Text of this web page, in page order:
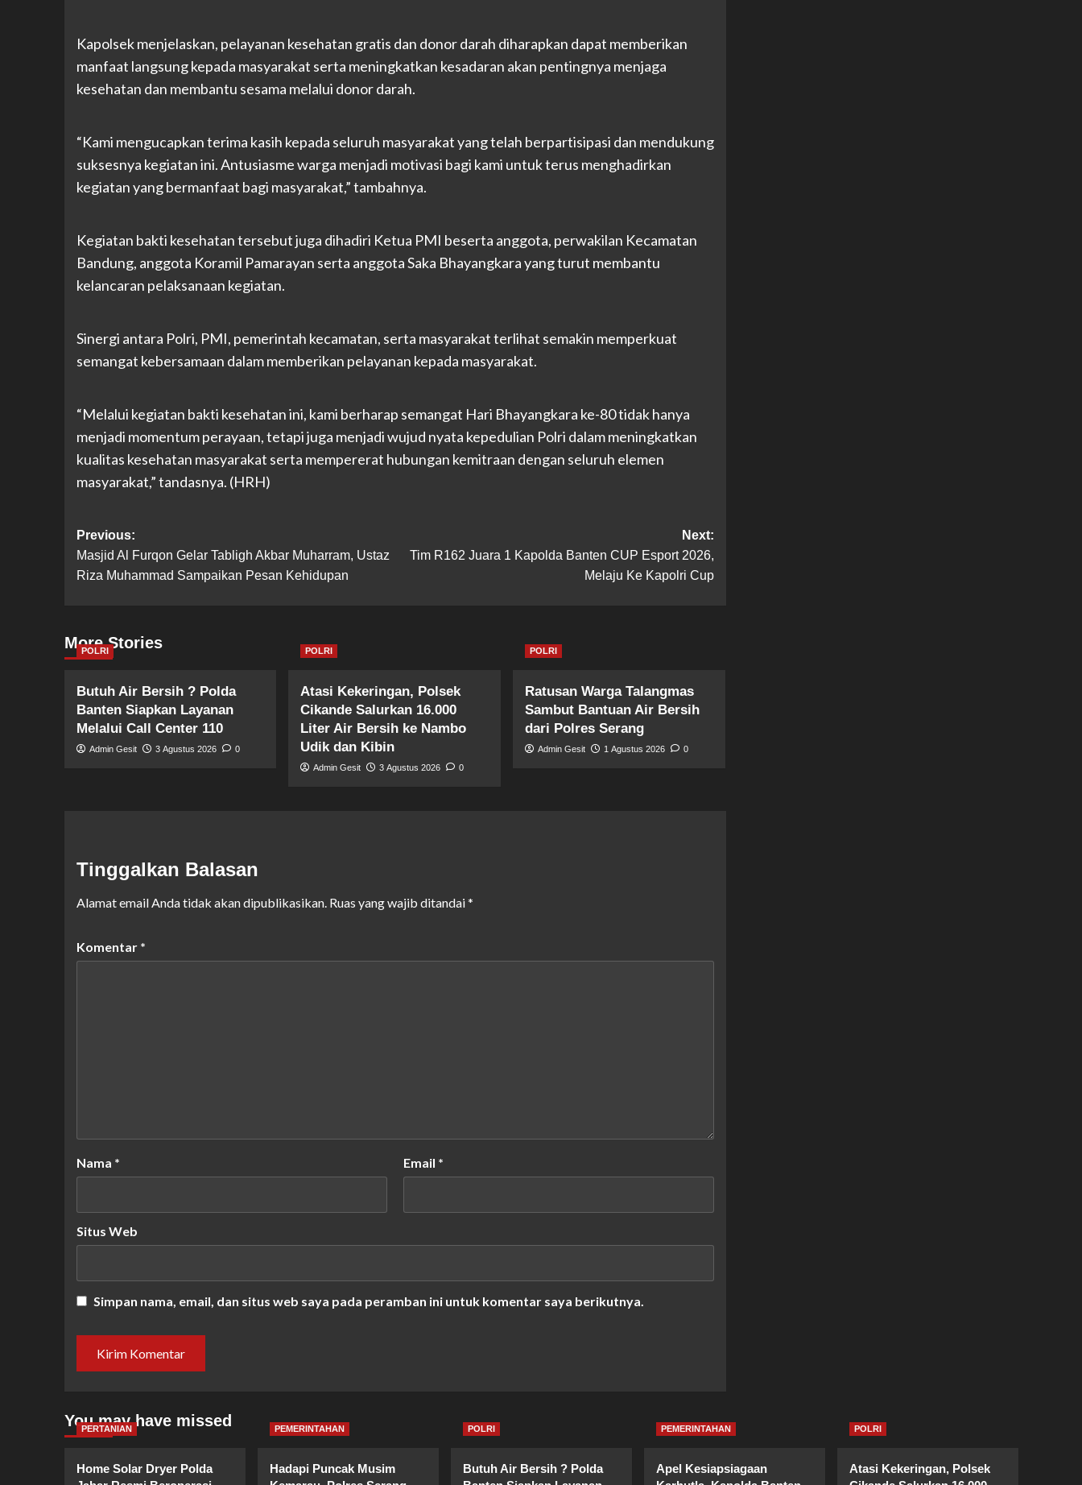
Kapolsek menjelaskan, pelayanan kesehatan gratis dan donor darah diharapkan dapat memberikan
manfaat langsung kepada masyarakat serta meningkatkan kesadaran akan pentingnya menjaga
kesehatan dan membantu sesama melalui donor darah.
“Kami mengucapkan terima kasih kepada seluruh masyarakat yang telah berpartisipasi dan mendukung
suksesnya kegiatan ini. Antusiasme warga menjadi motivasi bagi kami untuk terus menghadirkan
kegiatan yang bermanfaat bagi masyarakat,” tambahnya.
Kegiatan bakti kesehatan tersebut juga dihadiri Ketua PMI beserta anggota, perwakilan Kecamatan
Bandung, anggota Koramil Pamarayan serta anggota Saka Bhayangkara yang turut membantu
kelancaran pelaksanaan kegiatan.
Sinergi antara Polri, PMI, pemerintah kecamatan, serta masyarakat terlihat semakin memperkuat
semangat kebersamaan dalam memberikan pelayanan kepada masyarakat.
“Melalui kegiatan bakti kesehatan ini, kami berharap semangat Hari Bhayangkara ke-80 tidak hanya
menjadi momentum perayaan, tetapi juga menjadi wujud nyata kepedulian Polri dalam meningkatkan
kualitas kesehatan masyarakat serta mempererat hubungan kemitraan dengan seluruh elemen
masyarakat,” tandasnya. (HRH)
Post
navigation
Previous:
Masjid Al Furqon Gelar Tabligh Akbar Muharram, Ustaz
Riza Muhammad Sampaikan Pesan Kehidupan
Next:
Tim R162 Juara 1 Kapolda Banten CUP Esport 2026,
Melaju Ke Kapolri Cup
More Stories
POLRI
Butuh Air Bersih ? Polda
Banten Siapkan Layanan
Melalui Call Center 110
Admin Gesit 3 Agustus 2026 0
POLRI
Atasi Kekeringan, Polsek
Cikande Salurkan 16.000
Liter Air Bersih ke Nambo
Udik dan Kibin
Admin Gesit 3 Agustus 2026 0
POLRI
Ratusan Warga Talangmas
Sambut Bantuan Air Bersih
dari Polres Serang
Admin Gesit 1 Agustus 2026 0
Tinggalkan Balasan
Alamat email Anda tidak akan dipublikasikan. Ruas yang wajib ditandai*
Komentar *
Nama * Email *
Situs Web
Simpan nama, email, dan situs web saya pada peramban ini untuk komentar saya berikutnya.
You may have missed
PERTANIAN
Home Solar Dryer Polda
PEMERINTAHAN
Hadapi Puncak Musim
POLRI
Butuh Air Bersih ? Polda
PEMERINTAHAN
Apel Kesiapsiagaan
POLRI
Atasi Kekeringan, Polsek